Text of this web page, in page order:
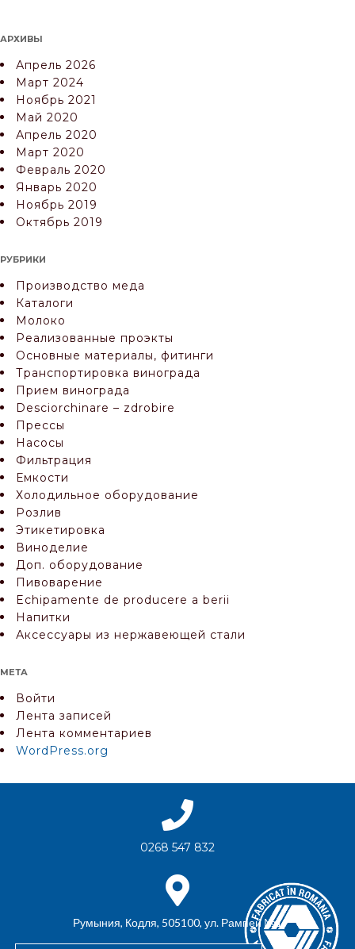
АРХИВЫ
Апрель 2026
Март 2024
Ноябрь 2021
Май 2020
Апрель 2020
Март 2020
Февраль 2020
Январь 2020
Ноябрь 2019
Октябрь 2019
РУБРИКИ
Производство меда
Каталоги
Молоко
Реализованные проэкты
Основные материалы, фитинги
Транспортировка винограда
Прием винограда
Desciorchinare – zdrobire
Прессы
Насосы
Фильтрация
Емкости
Холодильное оборудование
Розлив
Этикетировка
Виноделие
Доп. оборудование
Пивоварение
Echipamente de producere a berii
Напитки
Аксессуары из нержавеющей стали
МЕТА
Войти
Лента записей
Лента комментариев
WordPress.org
0268 547 832
Румыния, Кодля, 505100, ул. Рампей №1